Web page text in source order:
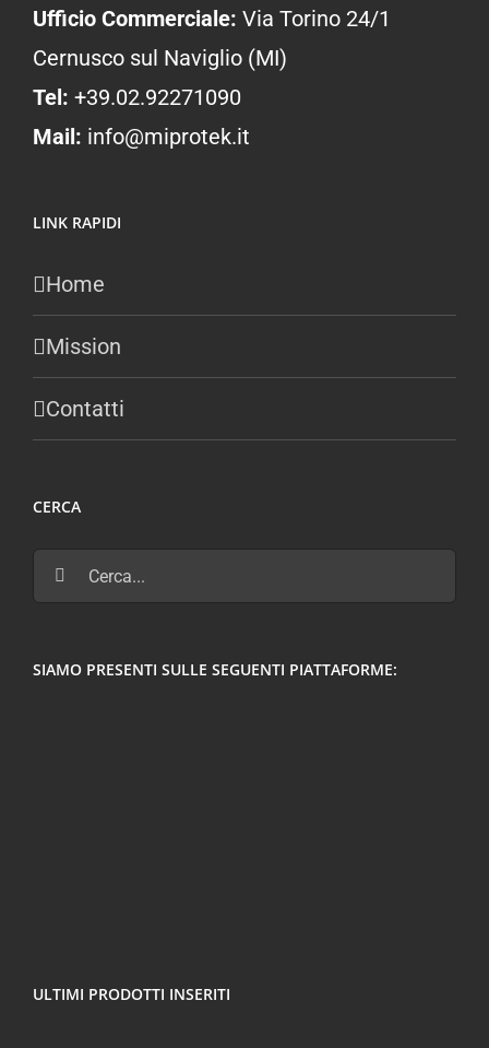
Ufficio Commerciale: Via Torino 24/1
Cernusco sul Naviglio (MI)
Tel: +39.02.92271090
Mail: info@miprotek.it
LINK RAPIDI
Home
Mission
Contatti
CERCA
Cerca
per:
SIAMO PRESENTI SULLE SEGUENTI PIATTAFORME:
ULTIMI PRODOTTI INSERITI